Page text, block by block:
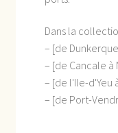
Dans la
– [de
– [de Cancale à
– [de l'Ile-d'Yeu
– [de Port-